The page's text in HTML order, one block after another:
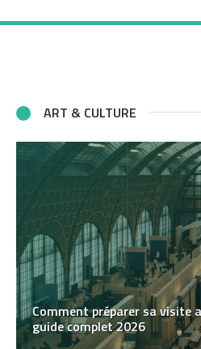
ART & CULTURE
Comment préparer sa visite
guide complet 2026